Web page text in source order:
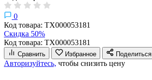
0
Код товара: ТХ000053181
Скидка 50%
Код товара: ТХ000053181
Сравнить Избранное Поделиться
Авторизуйтесь, чтобы снизить цену